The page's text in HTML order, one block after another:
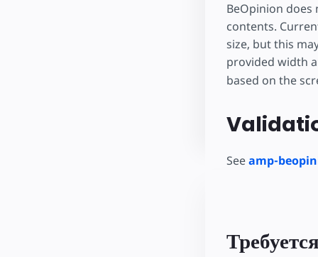
BeOpinion
contents.
size, but this
provided width
based on the
Seeamp-